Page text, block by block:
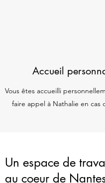
Accueil
Vous êtes accueilli
faire appel à Nathalie en cas
Un espace de
au coeur de